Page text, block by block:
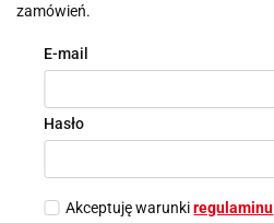
zamówień.
E-mail
Hasło
Akceptuję warunkiregulaminu